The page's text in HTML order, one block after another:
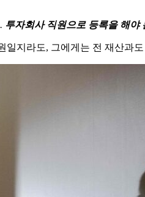
투자회사 직원으로 등록을 해야
일지라도, 그에게는 전 재산과